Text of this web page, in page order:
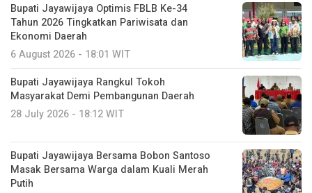
Bupati Jayawijaya Optimis FBLB Ke-34
Tahun 2026 Tingkatkan Pariwisata dan
Ekonomi Daerah
6 August 2026 - 18:01 WIT
Bupati Jayawijaya Rangkul Tokoh
Masyarakat Demi Pembangunan Daerah
28 July 2026 - 18:12 WIT
Bupati Jayawijaya Bersama Bobon Santoso
Masak Bersama Warga dalam Kuali Merah
Putih